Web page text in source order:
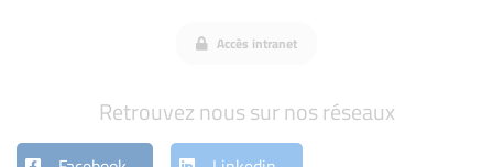
Accès intranet
Retrouvez nous sur nos réseaux